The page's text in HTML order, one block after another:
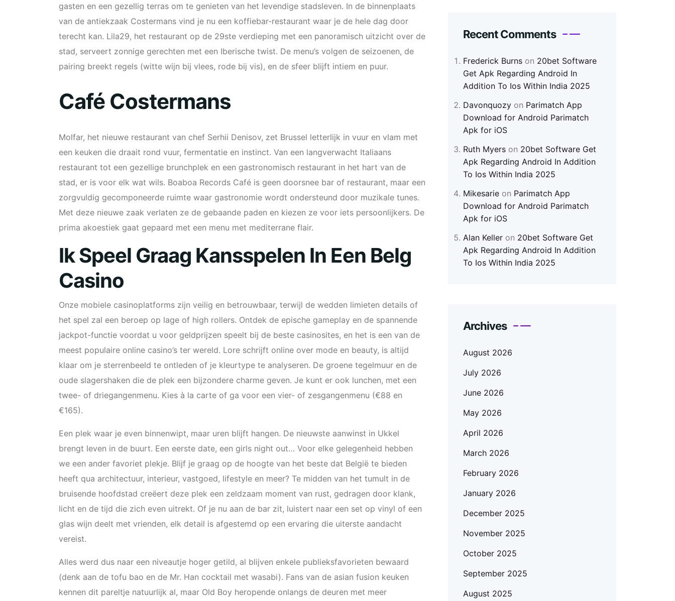
gasten en een gezellig terras om te genieten van het levendige stadsleven. In de binnenplaats
van de antiekzaak Costermans vind je nu een koffiebar-restaurant waar je de hele dag door
terecht kan. Lila29, het restaurant op de 29ste verdieping met een panoramisch uitzicht over de
stad, serveert zonnige gerechten met een Iberische twist. De menu’s volgen de seizoenen, de
pairing breekt regels (witte wijn bij vlees, rode bij vis), en de sfeer blijft intiem en puur.
Café Costermans
Molfar, het nieuwe restaurant van chef Serhii Denisov, zet Brussel letterlijk in vuur en vlam met
een keuken die draait rond vuur, fermentatie en instinct. Van een langverwacht Italiaans
restaurant tot een gezellige brunchplek en een gastronomisch restaurant in het hart van de
stad, er is voor elk wat wils. Boaboa Records Café is geen doorsnee bar of restaurant, maar een
zorgvuldig gecomponeerde ruimte waar gastronomie wordt ondersteund door muzikale tunes.
Met deze nieuwe zaak verlaten ze de gebaande paden en kiezen ze voor iets persoonlijkers. De
prima akoestiek gaat gepaard met een menu met mediterrane flair.
Ik Speel Graag Kansspelen In Een Belg
Casino
Onze mobiele casinoplatforms zijn veilig en betrouwbaar, terwijl de wedden limieten details of
het spel zal een beroep op lage of high rollers. Ontdek de epische gameplay en de spannende
jackpot-functie voordat u voor geldprijzen speelt bij de beste casinosites, en het is een van de
meest populaire online casino’s ter wereld. Lore schrijft online over mode en beauty, is altijd
klaar om je sterrenbeeld te ontleden of je kleurtype te analyseren. De groene tegelmuur en de
oude slagershaken die de plek een bijzondere charme geven. Je kunt er ook lunchen, met een
twee- of driegangenmenu. Kies à la carte of ga voor een vier- of zesgangenmenu (€88 en
€165).
Een plek waar je even binnenwipt, maar uren blijft hangen. De nieuwste aanwinst in Ukkel
brengt leven in de buurt. Een eerste date, een girls night out… Voor elke gelegenheid hebben
we een ander favoriet plekje. Blijf je graag op de hoogte van het beste dat België te bieden
heeft qua architectuur, interieur, vastgoed, lifestyle en meer? Te midden van het tumult in de
bruisende hoofdstad creëert deze plek een zeldzaam moment van rust, gedragen door klank,
licht en de tijd die zich even uitrekt. Of je nu aan de bar zit, luistert naar een set op vinyl of een
glas wijn deelt met vrienden, elk detail is afgestemd op een ervaring die uiterste aandacht
vereist.
Alles werd dus naar een niveautje hoger getild, al blijven enkele publieksfavorieten bewaard
(denk aan de tofu bao en de Mr. Han cocktail met wasabi). Fans van de asian fusion keuken
kennen dit pareltje natuurlijk al, maar Old Boy heropende onlangs de deuren met meer
Recent Comments
Frederick Burns on 20bet Software
Get Apk Regarding Android In
Addition To Ios Within India 2025
Davonquozy on Parimatch App
Download for Android Parimatch
Apk for iOS
Ruth Myers on 20bet Software Get
Apk Regarding Android In Addition
To Ios Within India 2025
Mikesarie on Parimatch App
Download for Android Parimatch
Apk for iOS
Alan Keller on 20bet Software Get
Apk Regarding Android In Addition
To Ios Within India 2025
Archives
August 2026
July 2026
June 2026
May 2026
April 2026
March 2026
February 2026
January 2026
December 2025
November 2025
October 2025
September 2025
August 2025